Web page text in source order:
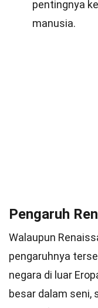
pentingnya
manusia.
Pengaruh
Walaupun
pengaruhnya
negara di luar
besar dalam seni,